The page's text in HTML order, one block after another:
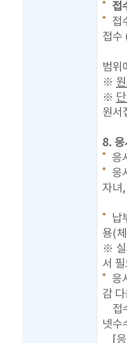
접
접
접수
범위
※
※
원서
8. 응
응
응
자녀
납
용(
※ 실
서
응
감
접
넷수
[